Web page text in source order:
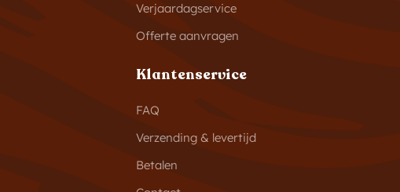
Verjaardagservice
Offerte aanvragen
Klantenservice
FAQ
Verzending & levertijd
Betalen